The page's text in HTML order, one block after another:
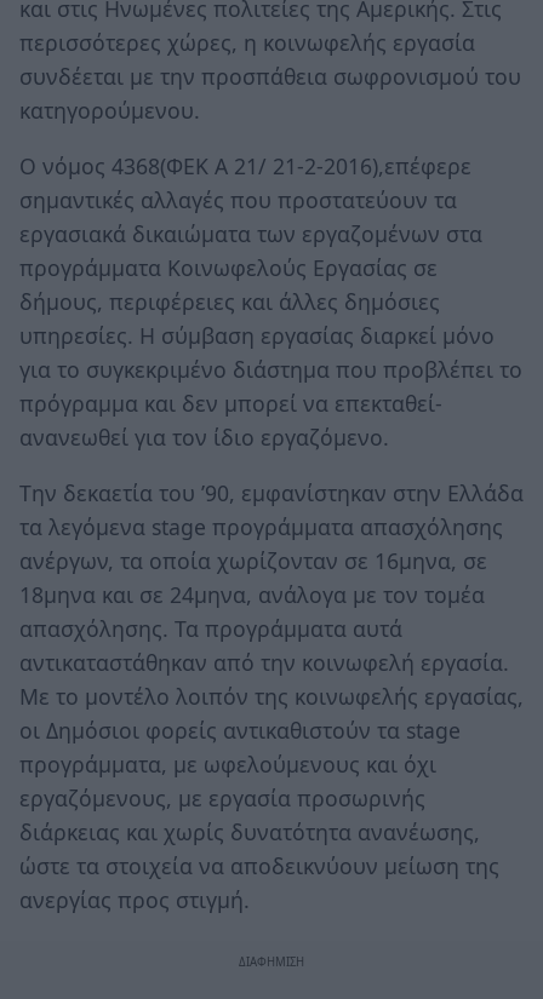
και στις Ηνωμένες πολιτείες της Αμερικής. Στις
περισσότερες χώρες, η κοινωφελής εργασία
συνδέεται με την προσπάθεια σωφρονισμού του
κατηγορούμενου.
Ο νόμος 4368(ΦΕΚ Α 21/ 21-2-2016),επέφερε
σημαντικές αλλαγές που προστατεύουν τα
εργασιακά δικαιώματα των εργαζομένων στα
προγράμματα Κοινωφελούς Εργασίας σε
δήμους, περιφέρειες και άλλες δημόσιες
υπηρεσίες. Η σύμβαση εργασίας διαρκεί μόνο
για το συγκεκριμένο διάστημα που προβλέπει το
πρόγραμμα και δεν μπορεί να επεκταθεί-
ανανεωθεί για τον ίδιο εργαζόμενο.
Tην δεκαετία του ’90, εμφανίστηκαν στην Ελλάδα
τα λεγόμενα stage προγράμματα απασχόλησης
ανέργων, τα οποία χωρίζονταν σε 16μηνα, σε
18μηνα και σε 24μηνα, ανάλογα με τον τομέα
απασχόλησης. Τα προγράμματα αυτά
αντικαταστάθηκαν από την κοινωφελή εργασία.
Με το μοντέλο λοιπόν της κοινωφελής εργασίας,
οι Δημόσιοι φορείς αντικαθιστούν τα stage
προγράμματα, με ωφελούμενους και όχι
εργαζόμενους, με εργασία προσωρινής
διάρκειας και χωρίς δυνατότητα ανανέωσης,
ώστε τα στοιχεία να αποδεικνύουν μείωση της
ανεργίας προς στιγμή.